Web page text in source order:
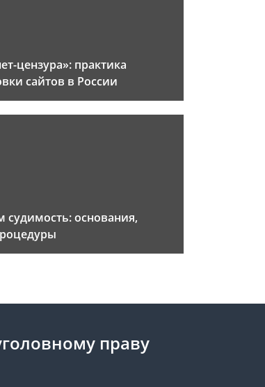
цензура»: практика
сайтов в России
судимость: основания,
праву